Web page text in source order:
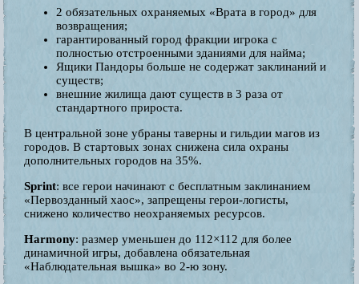
2 обязательных охраняемых «Врата в город» для
возвращения;
гарантированный город фракции игрока с
полностью отстроенными зданиями для найма;
Ящики Пандоры больше не содержат заклинаний и
существ;
внешние жилища дают существ в 3 раза от
стандартного прироста.
В центральной зоне убраны таверны и гильдии магов из
городов. В стартовых зонах снижена сила охраны
дополнительных городов на 35%.
Sprint: все герои начинают с бесплатным заклинанием
«Первозданный хаос», запрещены герои-логисты,
снижено количество неохраняемых ресурсов.
Harmony: размер уменьшен до 112×112 для более
динамичной игры, добавлена обязательная
«Наблюдательная вышка» во 2-ю зону.